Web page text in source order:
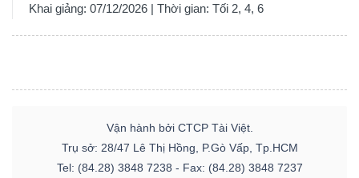
Khai giảng: 07/12/2026 | Thời gian: Tối 2, 4, 6
Vận hành bởi CTCP Tài Việt.
Trụ sở: 28/47 Lê Thị Hồng, P.Gò Vấp, Tp.HCM
Tel: (84.28) 3848 7238 - Fax: (84.28) 3848 7237